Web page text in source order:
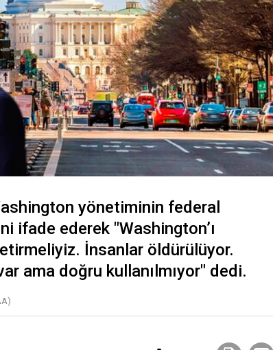
yönetiminin federal
ifade ederek "Washington’ı
İnsanlar öldürülüyor.
ama doğru kullanılmıyor" dedi.